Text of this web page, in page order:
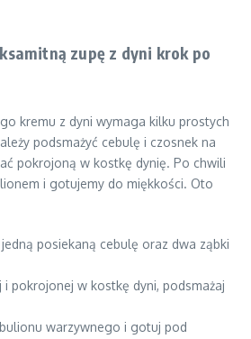
zupę z dyni krok po
kremu z dyni wymaga kilku prostych
podsmażyć cebulę i czosnek na
pokrojoną w kostkę dynię. Po chwili
i gotujemy do miękkości. Oto
posiekaną cebulę oraz dwa ząbki
pokrojonej w kostkę dyni, podsmażaj
warzywnego i gotuj pod